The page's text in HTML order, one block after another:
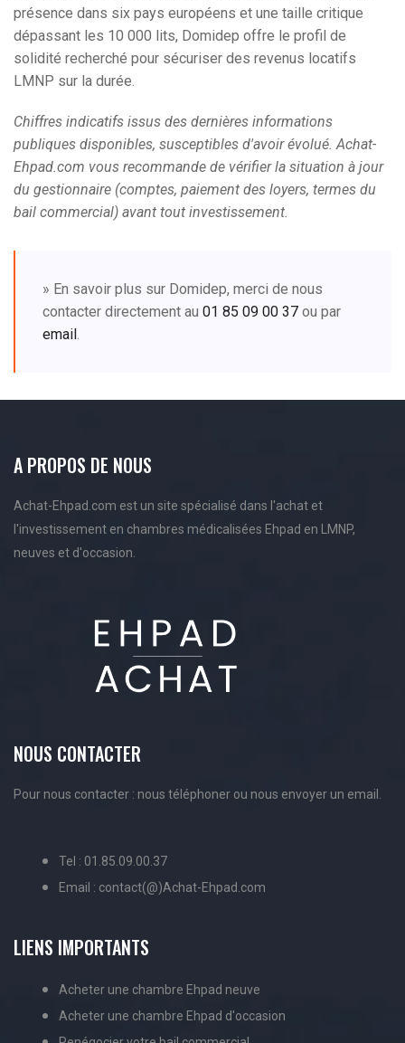
présence dans six pays européens et une taille critique
dépassant les 10 000 lits, Domidep offre le profil de
solidité recherché pour sécuriser des revenus locatifs
LMNP sur la durée.
Chiffres indicatifs issus des dernières informations
publiques disponibles, susceptibles d'avoir évolué. Achat-
Ehpad.com vous recommande de vérifier la situation à jour
du gestionnaire (comptes, paiement des loyers, termes du
bail commercial) avant tout investissement.
» En savoir plus sur Domidep, merci de nous
contacter directement au 01 85 09 00 37 ou par
email
A PROPOS DE NOUS
Achat-Ehpad.com est un site spécialisé dans l'achat et
l'investissement en chambres médicalisées Ehpad en LMNP,
neuves et d'occasion.
NOUS CONTACTER
Pour nous contacter : nous téléphoner ou nous envoyer un email.
Tel : 01.85.09.00.37
Email : contact(@)Achat-Ehpad.com
LIENS IMPORTANTS
Acheter une chambre Ehpad neuve
Acheter une chambre Ehpad d'occasion